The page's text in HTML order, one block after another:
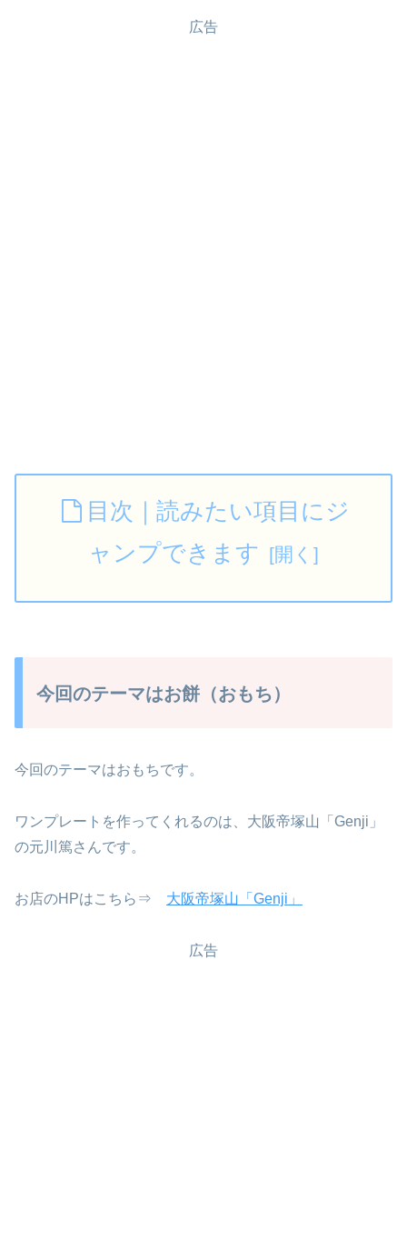
広告
目次｜読みたい項目にジ
ャンプできます
今回のテーマはお餅（おもち）
今回のテーマはおもちです。
ワンプレートを作ってくれるのは、大阪帝塚山「Genji」
の元川篤さんです。
お店のHPはこちら⇒ 大阪帝塚山「Genji」
広告